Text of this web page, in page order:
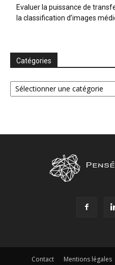
Evaluer la puissance de
la classification d’images
Catégories
Catégories
Contact Mentions légales